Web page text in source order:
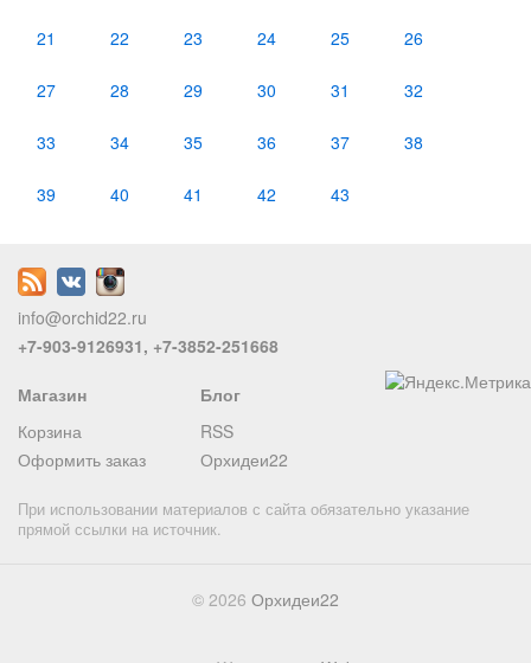
21 22 23 24 25 26
27 28 29 30 31 32
33 34 35 36 37 38
39 40 41 42 43
info@orchid22.ru
+7-903-9126931, +7-3852-251668
Магазин
Корзина
Оформить заказ
Блог
RSS
Орхидеи22
При использовании материалов с сайта обязательно указание
прямой ссылки на источник.
© 2026 Орхидеи22